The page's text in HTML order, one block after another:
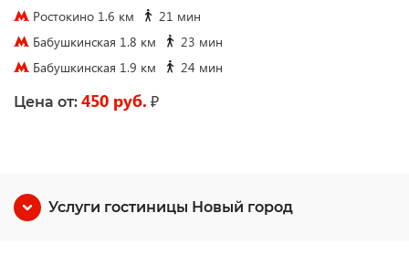
Ростокино 1.6 км
21 мин
Бабушкинская 1.8 км
23 мин
Бабушкинская 1.9 км
24 мин
Цена от: 450 руб. ₽
Услуги гостиницы Новый город